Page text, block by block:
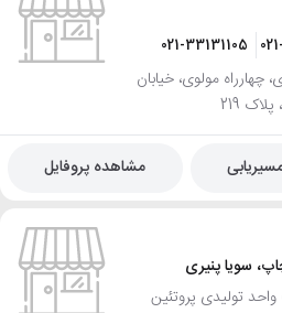
021-33131105
هرندی، چهارراه مولوی، خیابان
219
مشاهده پروفایل
سویا پنیری
تولیدی پروتئین